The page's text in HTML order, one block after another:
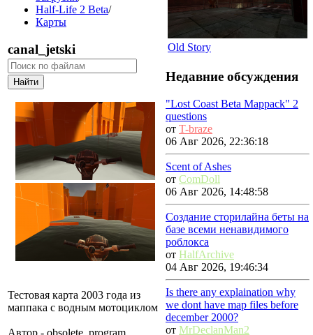
Half-Life 2 Beta/
Карты
canal_jetski
Тестовая карта 2003 года из
маппака с водным мотоциклом
Old Story
Недавние обсуждения
"Lost Coast Beta Mappack" 2
questions
от T-braze
06 Авг 2026, 22:36:18
Scent of Ashes
от ComDoll
06 Авг 2026, 14:48:58
Создание сторилайна беты на
базе всеми ненавидимого
роблокса
от HalfArchive
04 Авг 2026, 19:46:34
Is there any explaination why
we dont have map files before
december 2000?
от MrDeclanMan2